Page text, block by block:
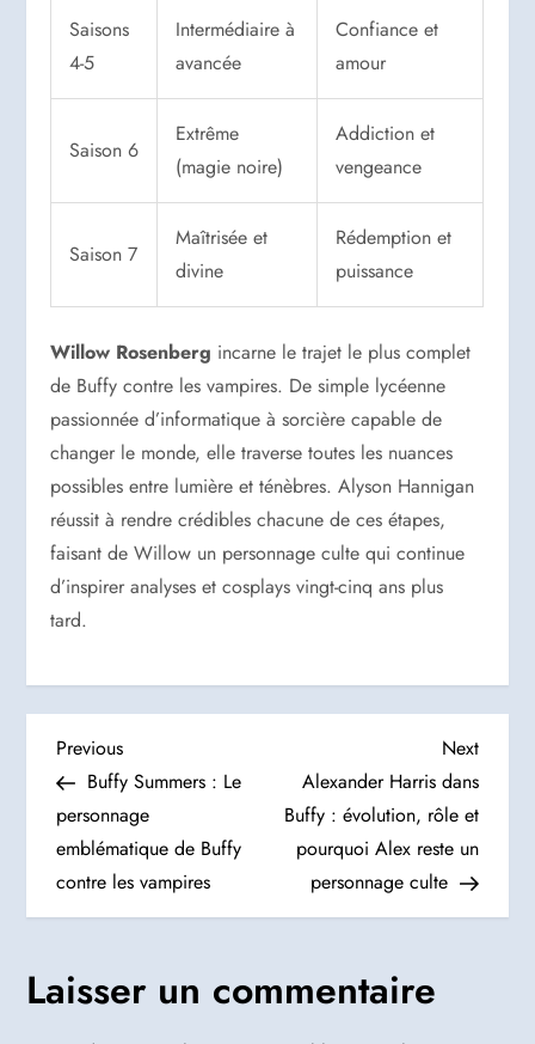
Saisons
4-5
Intermédiaire à
avancée
Confiance et
amour
Saison 6
Extrême
(magie noire)
Addiction et
vengeance
Saison 7
Maîtrisée et
divine
Rédemption et
puissance
Willow Rosenberg incarne le trajet le plus complet
de Buffy contre les vampires. De simple lycéenne
passionnée d’informatique à sorcière capable de
changer le monde, elle traverse toutes les nuances
possibles entre lumière et ténèbres. Alyson Hannigan
réussit à rendre crédibles chacune de ces étapes,
faisant de Willow un personnage culte qui continue
d’inspirer analyses et cosplays vingt-cinq ans plus
tard.
N
a
v
i
g
Previous
Post
Previous
Buffy Summers : Le
personnage
emblématique de Buffy
contre les vampires
Next
Post
Next
Alexander Harris dans
Buffy : évolution, rôle et
pourquoi Alex reste un
personnage culte
Laisser un commentaire